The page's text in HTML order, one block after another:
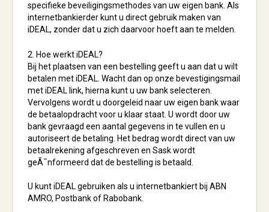
specifieke beveiligingsmethodes van uw eigen bank. Als
internetbankierder kunt u direct gebruik maken van
iDEAL, zonder dat u zich daarvoor hoeft aan te melden.
2. Hoe werkt iDEAL?
Bij het plaatsen van een bestelling geeft u aan dat u wilt
betalen met iDEAL. Wacht dan op onze bevestigingsmail
met iDEAL link, hierna kunt u uw bank selecteren.
Vervolgens wordt u doorgeleid naar uw eigen bank waar
de betaalopdracht voor u klaar staat. U wordt door uw
bank gevraagd een aantal gegevens in te vullen en u
autoriseert de betaling. Het bedrag wordt direct van uw
betaalrekening afgeschreven en Sask wordt
geÃ¯nformeerd dat de bestelling is betaald.
U kunt iDEAL gebruiken als u internetbankiert bij ABN
AMRO, Postbank of Rabobank.